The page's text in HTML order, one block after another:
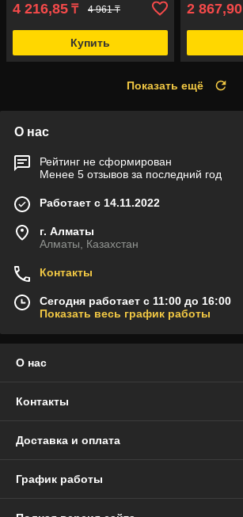
4 216,85 ₸ 4 961 ₸
Купить
2 867,90
Показать ещё
О нас
Рейтинг не сформирован
Менее 5 отзывов за последний год
Работает с 14.11.2022
г. Алматы
Алматы, Казахстан
Контакты
Сегодня работает с 11:00 до 16:00
Показать весь график работы
О нас
Контакты
Доставка и оплата
График работы